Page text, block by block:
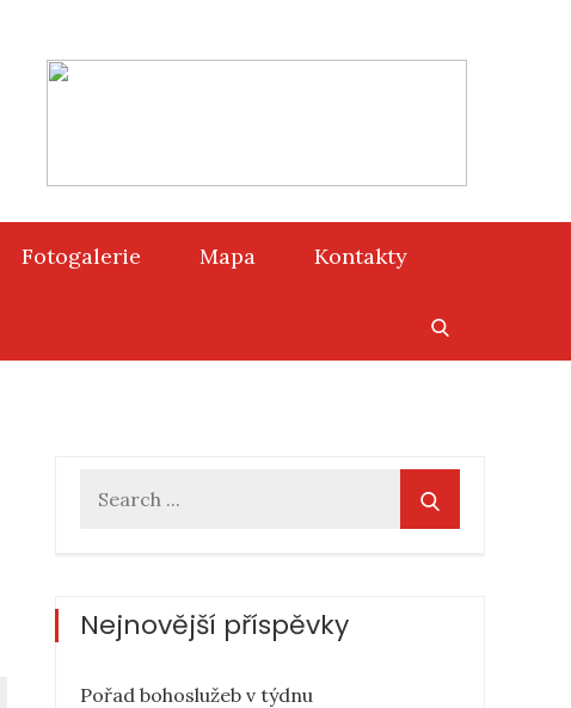
Fotogalerie Mapa Kontakty
Nejnovější příspěvky
Pořad bohoslužeb v týdnu